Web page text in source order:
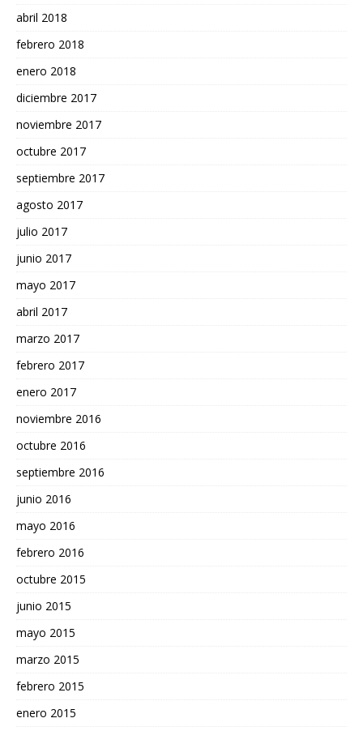
abril 2018
febrero 2018
enero 2018
diciembre 2017
noviembre 2017
octubre 2017
septiembre 2017
agosto 2017
julio 2017
junio 2017
mayo 2017
abril 2017
marzo 2017
febrero 2017
enero 2017
noviembre 2016
octubre 2016
septiembre 2016
junio 2016
mayo 2016
febrero 2016
octubre 2015
junio 2015
mayo 2015
marzo 2015
febrero 2015
enero 2015